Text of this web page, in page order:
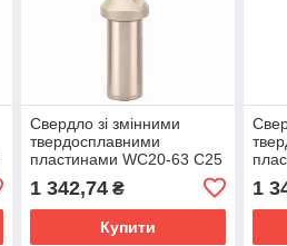
Свердло зі змінними
твердосплавними
пластинами WC20-63 C25
1 342,74₴
Купити
1